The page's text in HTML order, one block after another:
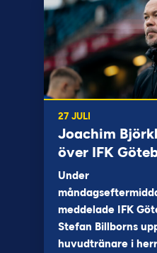
27 JULI
Joachim
över IFK
Under
meddelade IFK
Stefan Billborns
huvudtränare i